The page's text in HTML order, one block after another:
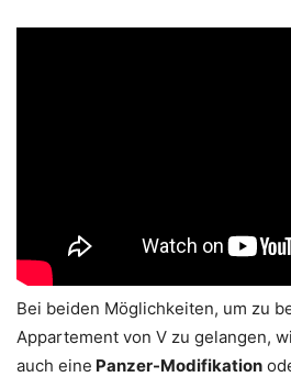
Bei beiden Möglichkeiten, um zu
Appartement von V zu gelangen,
auch eine Panzer-Modifikation